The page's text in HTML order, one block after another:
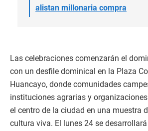
alistan millonaria compra
Las celebraciones comenzarán el
con un desfile dominical en la Plaza
Huancayo, donde comunidades
instituciones agrarias y
el centro de la ciudad en una muestra
cultura viva. El lunes 24 se